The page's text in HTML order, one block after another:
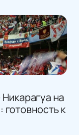
на
к